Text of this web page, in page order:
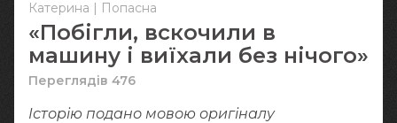
Катерина | Попасна
«Побігли, вскочили в
машину і виїхали без нічого»
Переглядів 476
Історію подано мовою оригіналу